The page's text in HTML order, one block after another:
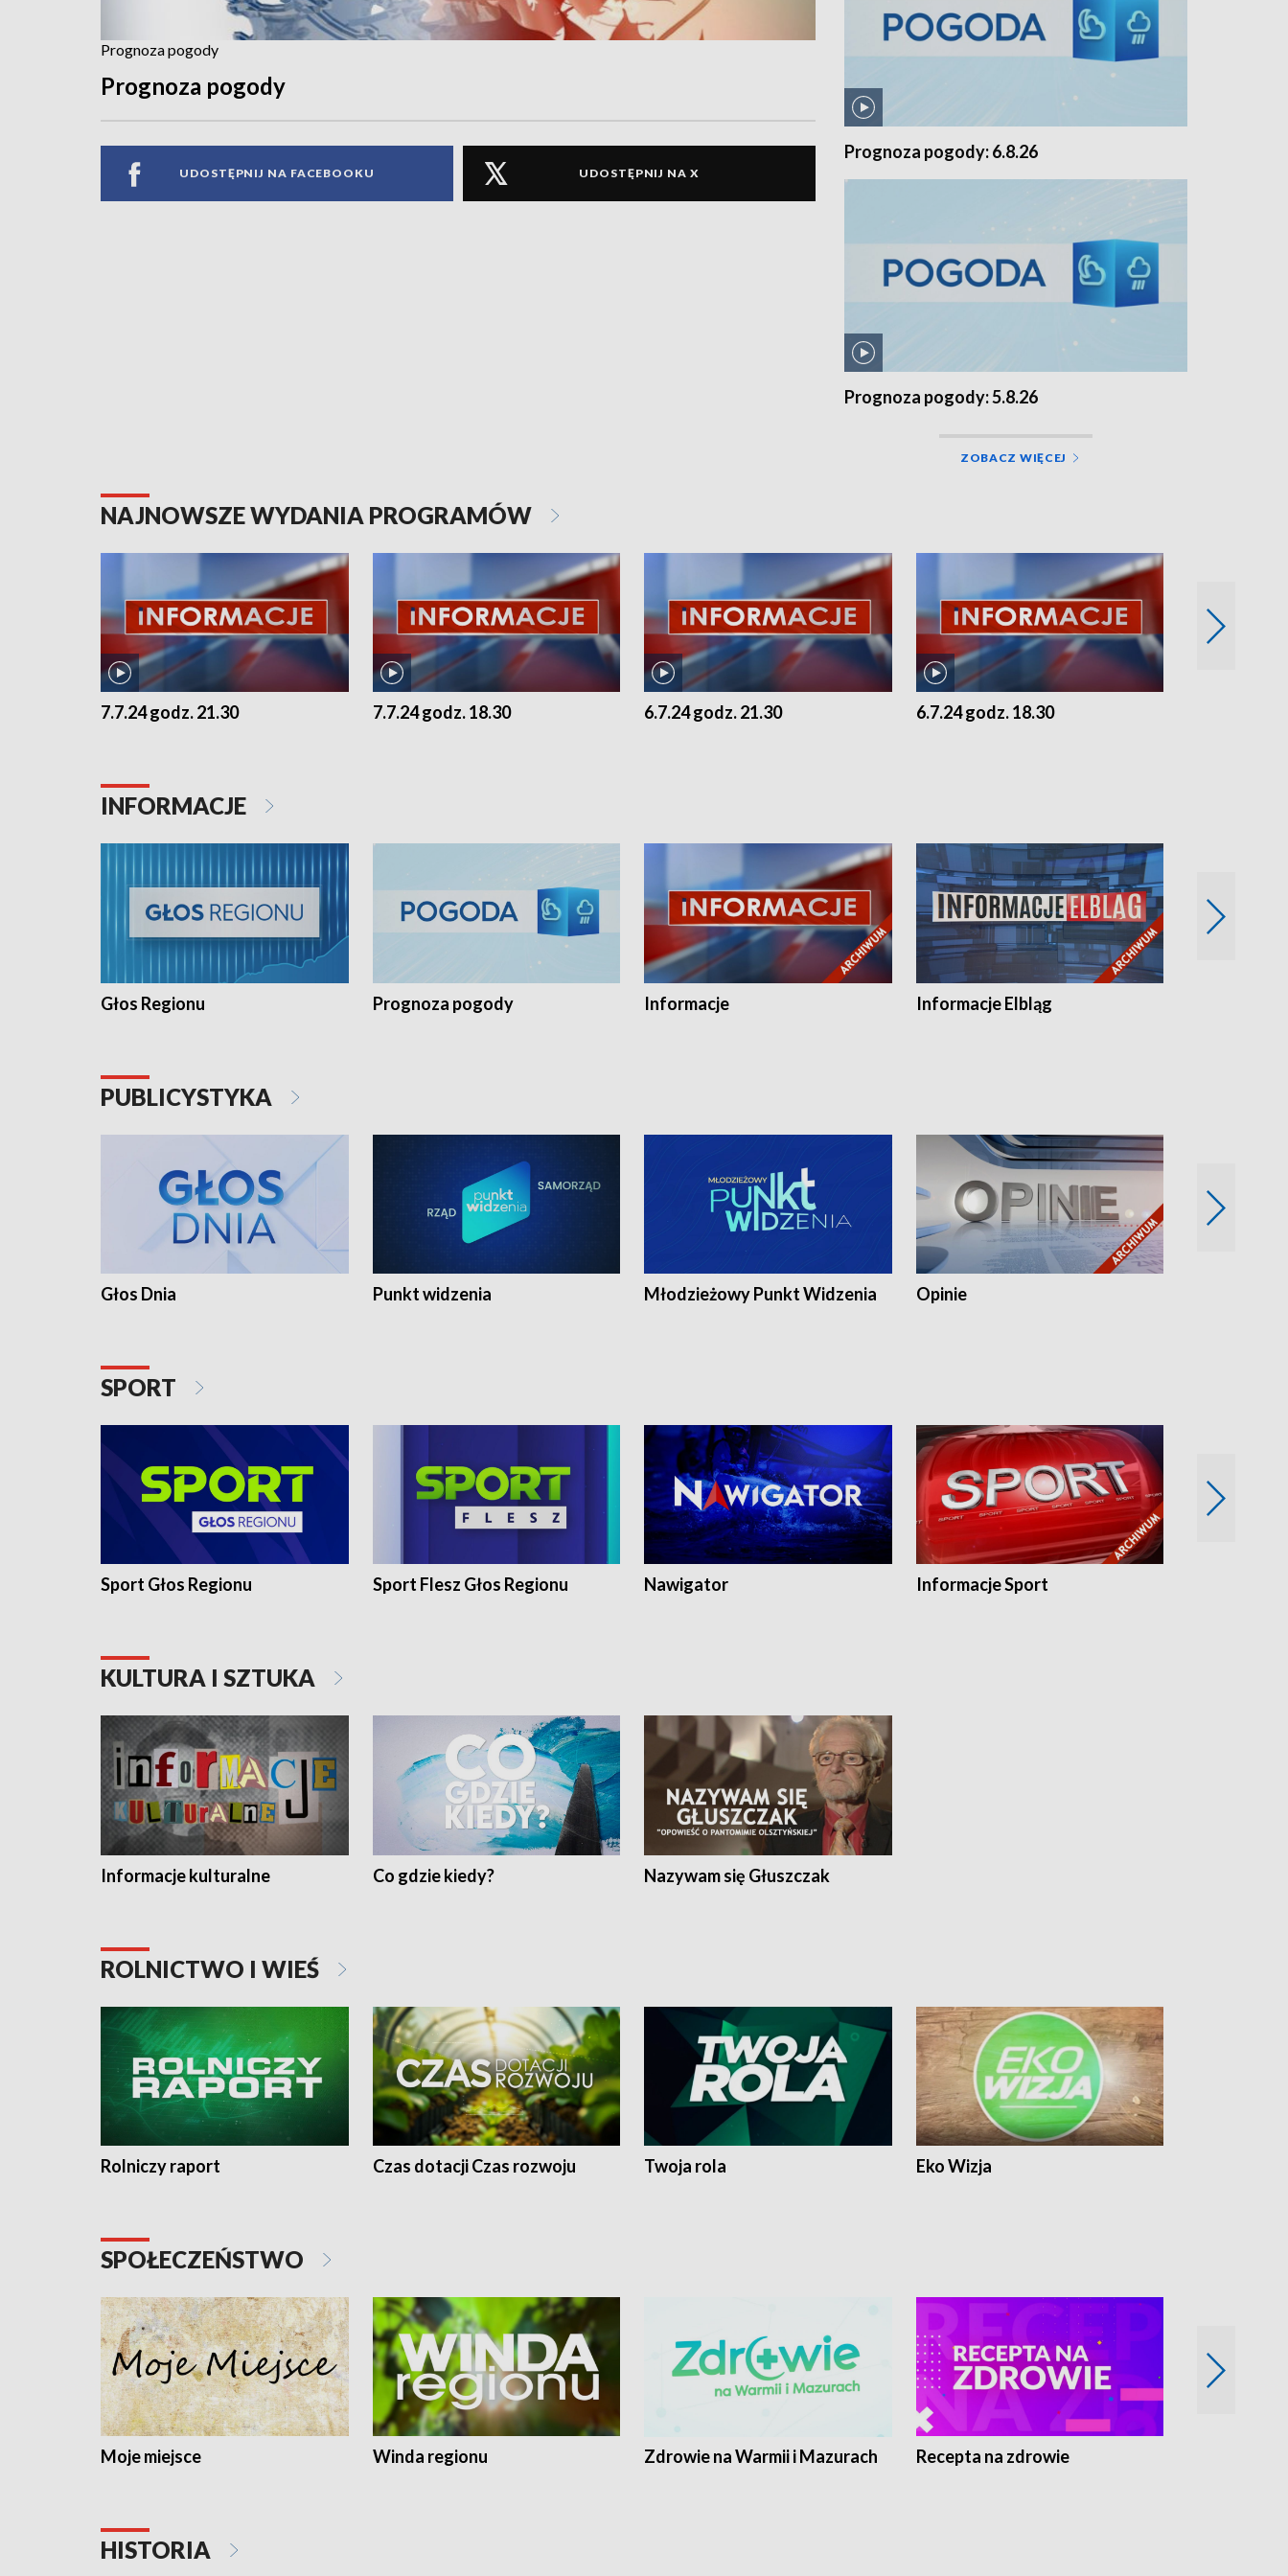
Prognoza pogody
Prognoza pogody
UDOSTĘPNIJ NA FACEBOOKU UDOSTĘPNIJ NA X
Prognoza pogody: 6.8.26
Prognoza pogody: 5.8.26
ZOBACZ WIĘCEJ
NAJNOWSZE WYDANIA PROGRAMÓW
7.7.24 godz. 21.30 7.7.24 godz. 18.30 6.7.24 godz. 21.30 6.7.24 godz. 18.30
INFORMACJE
Głos Regionu Prognoza pogody Informacje Informacje Elbląg
PUBLICYSTYKA
Głos Dnia Punkt widzenia Młodzieżowy Punkt Widzenia Opinie
SPORT
Sport Głos Regionu Sport Flesz Głos Regionu Nawigator Informacje Sport
KULTURA I SZTUKA
Informacje kulturalne Co gdzie kiedy? Nazywam się Głuszczak
ROLNICTWO I WIEŚ
Rolniczy raport Czas dotacji Czas rozwoju Twoja rola Eko Wizja
SPOŁECZEŃSTWO
Moje miejsce Winda regionu Zdrowie na Warmii i Mazurach Recepta na zdrowie
HISTORIA